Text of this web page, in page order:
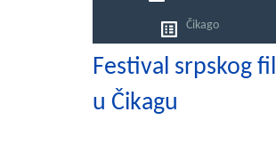
Čikago
Festival srpskog
u Čikagu